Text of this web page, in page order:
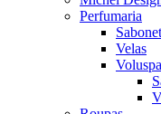
Perfumaria
Velas
Voluspa